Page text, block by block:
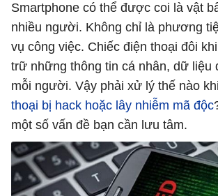
Smartphone có thể được coi là vật
nhiều người. Không chỉ là phương
vụ công việc. Chiếc điện thoại đôi
trữ những thông tin cá nhân, dữ liệu
mỗi người. Vậy phải xử lý thế nào
thoại bị hack hoặc lây nhiễm mã độc
một số vấn đề bạn cần lưu tâm.